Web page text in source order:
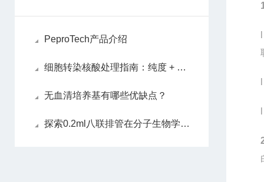
PeproTech产品介绍
细胞转染核酸处理指南：纯度 + 浓度双把控
无血清培养基有哪些优缺点？
探索0.2ml八联排管在分子生物学实验中的应用价值